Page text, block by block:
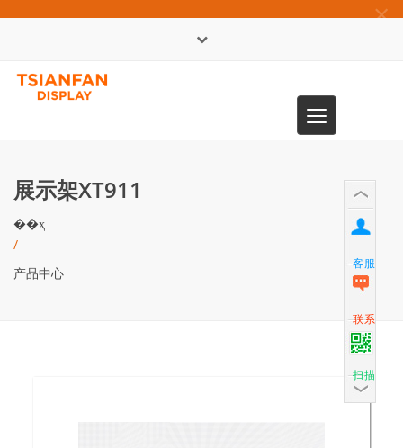
×
Toggle
navigation
展示架XT911
��ҳ
/
产品中心
客服
联系
扫描